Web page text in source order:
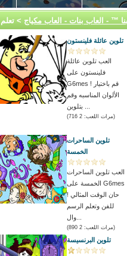
™ - العاب بنات - العاب مكياج >
تلوين عائلة فلينستون
العب تلوين عائلة
فلينستون على
G6mes ! قم باختيار
الألوان المناسبه وقم
(مرات اللعب: 2 716)
تلوين الساحرات
الخمسة
العب تلوين الساحرات
الخمسة على G6mes
! حان الوقت المثالي
للفن وتعلم الرسم
(مرات اللعب: 2 890)
تلوين البرنسيسة